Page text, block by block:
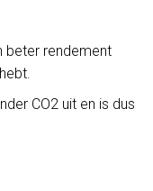
beter rendement
CO2 uit en is dus